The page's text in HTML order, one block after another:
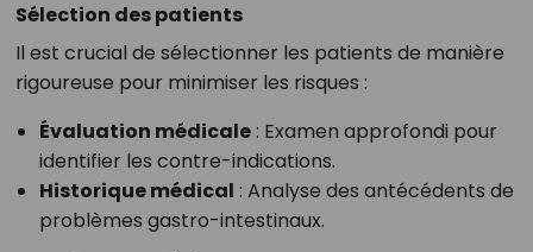
Sélection des patients
Il est crucial de sélectionner les patients de manière
rigoureuse pour minimiser les risques :
Évaluation médicale: Examen approfondi pour
identifier les contre-indications.
Historique médical : Analyse des antécédents de
problèmes gastro-intestinaux.